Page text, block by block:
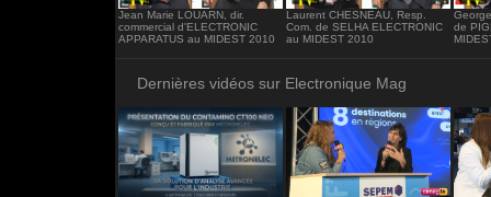
Jean Marie LOUARN, dir.
commercial d'ELECTRONIC
APPARATUS au MIDEST 2010
Laurent CHESNEAU, Resp.
Com. de SELHA ELECTRONIC
au MIDEST 2010
de
Dernières vidéos sur Electronique Mag